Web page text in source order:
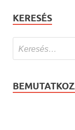
KERESÉS